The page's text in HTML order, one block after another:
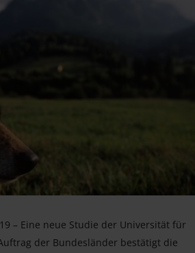
– Eine neue Studie der Universität für
der Bundesländer bestätigt die